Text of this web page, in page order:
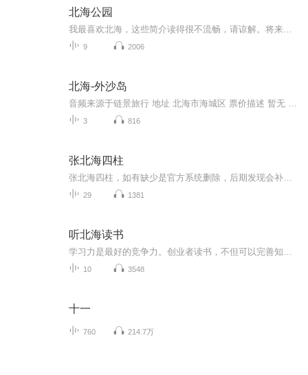
北海公园
9 2006
北海-外沙岛
3 816
张北海四柱
29 1381
听北海读书
10 3548
十一
760 214.7万